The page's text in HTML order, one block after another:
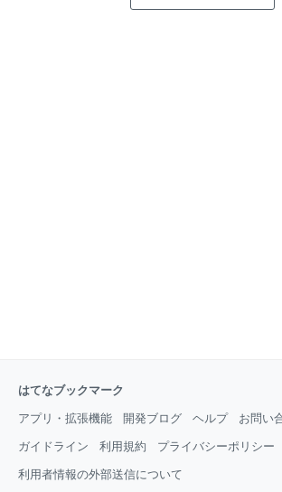
はてなブックマーク
アプリ・拡張機能 開発ブログ ヘルプ お問い
ガイドライン 利用規約 プライバシーポリシー
利用者情報の外部送信について